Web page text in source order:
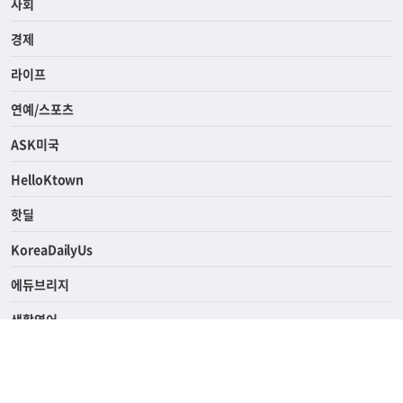
사회
경제
라이프
연예/스포츠
ASK미국
HelloKtown
핫딜
KoreaDailyUs
에듀브리지
생활영어